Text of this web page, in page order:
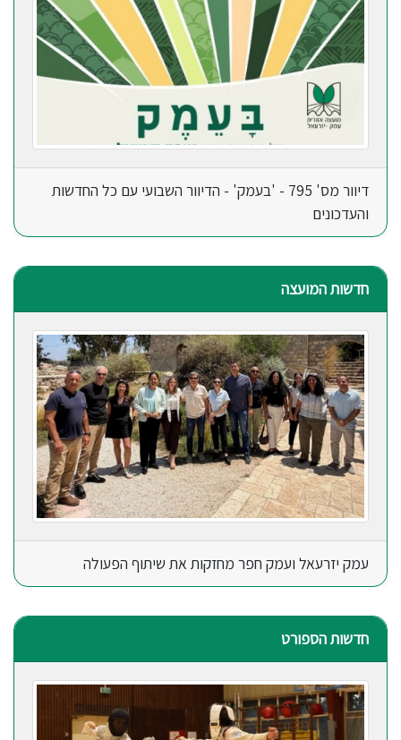
דיוור מס' 795 - 'בעמק' - הדיוור השבועי עם כל החדשות
והעדכונים
חדשות המועצה
עמק יזרעאל ועמק חפר מחזקות את שיתוף הפעולה
חדשות הספורט